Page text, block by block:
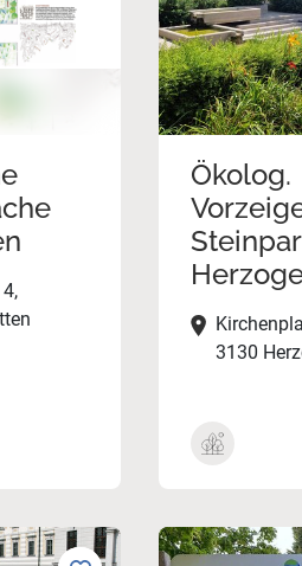
Ökolog.
3130